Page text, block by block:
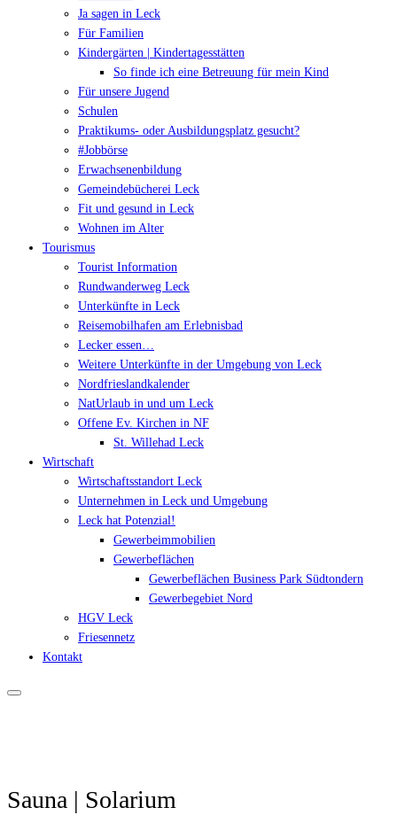
Ja sagen in Leck
Für Familien
Kindergärten | Kindertagesstätten
So finde ich eine Betreuung für mein Kind
Für unsere Jugend
Schulen
Praktikums- oder Ausbildungsplatz gesucht?
#Jobbörse
Erwachsenenbildung
Gemeindebücherei Leck
Fit und gesund in Leck
Wohnen im Alter
Tourismus
Tourist Information
Rundwanderweg Leck
Unterkünfte in Leck
Reisemobilhafen am Erlebnisbad
Lecker essen…
Weitere Unterkünfte in der Umgebung von Leck
Nordfrieslandkalender
NatUrlaub in und um Leck
Offene Ev. Kirchen in NF
St. Willehad Leck
Wirtschaft
Wirtschaftsstandort Leck
Unternehmen in Leck und Umgebung
Leck hat Potenzial!
Gewerbeimmobilien
Gewerbeflächen
Gewerbeflächen Business Park Südtondern
Gewerbegebiet Nord
HGV Leck
Friesennetz
Kontakt
Sauna | Solarium